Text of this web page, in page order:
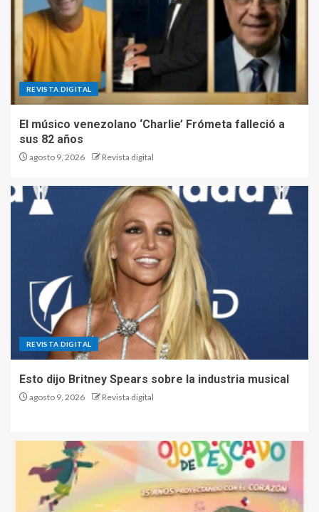
REVISTA DIGITAL
El músico venezolano ‘Charlie’ Frómeta falleció a
sus 82 años
agosto 9, 2026 Revista digital
REVISTA DIGITAL
Esto dijo Britney Spears sobre la industria musical
agosto 9, 2026 Revista digital